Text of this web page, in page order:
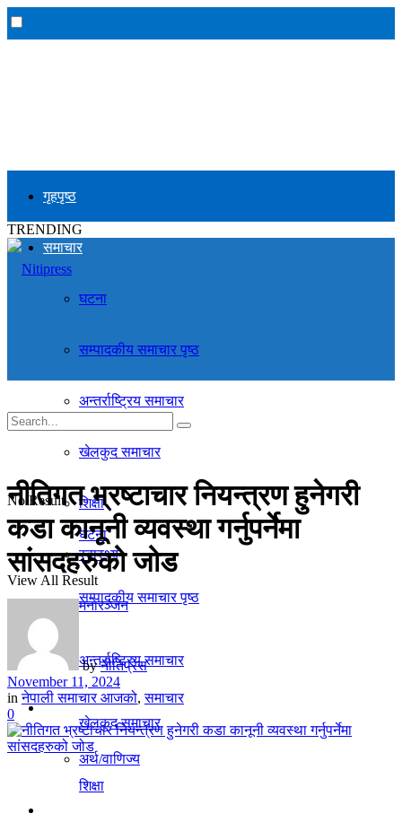
गृहपृष्ठ
समाचार
घटना
सम्पादकीय समाचार पृष्ठ
अन्तर्राष्ट्रिय समाचार
खेलकुद समाचार
शिक्षा
स्वास्थ्य
मनाेरञ्जन
राजनीति
अर्थ/वाणिज्य
अर्थ/वाणिज्य
TRENDING
गृहपृष्ठ
घटना
सम्पादकीय समाचार पृष्ठ
अन्तर्राष्ट्रिय समाचार
खेलकुद समाचार
शिक्षा
No Result
View All Result
नीतिगत भ्रष्टाचार नियन्त्रण हुनेगरी
कडा कानूनी व्यवस्था गर्नुपर्नेमा
सांसदहरुको जोड
by नीतिप्रेस
November 11, 2024
in नेपाली समाचार आजको,समाचार
0